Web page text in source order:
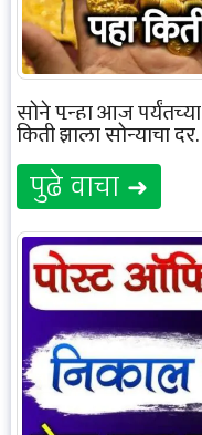
सोने पुन्हा आज
किती झाला सोन्याचा दर.
पुढे वाचा ➜